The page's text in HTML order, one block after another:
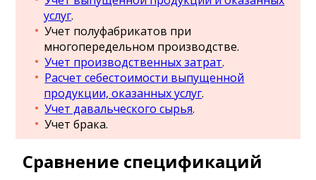
услуг.
Учет полуфабрикатов при
многопередельном производстве.
Учет производственных затрат.
Расчет себестоимости выпущенной
продукции, оказанных услуг.
Учет давальческого сырья.
Учет брака.
Сравнение спецификаций